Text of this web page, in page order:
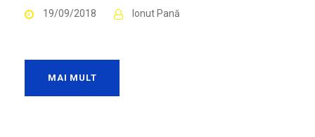
19/09/2018 Ionut Pană
MAI MULT